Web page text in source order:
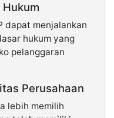
dapat menjalankan
hukum yang
pelanggaran
Perusahaan
lebih memilih